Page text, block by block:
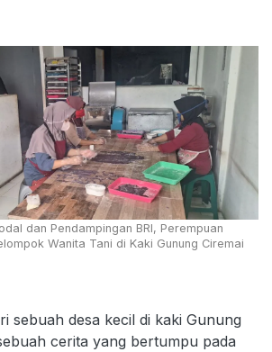
dan Pendampingan BRI, Perempuan
Wanita Tani di Kaki Gunung Ciremai
sebuah desa kecil di kaki Gunung
cerita yang bertumpu pada